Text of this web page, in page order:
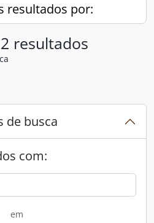
resultados por:
resultados
de busca
com:
em